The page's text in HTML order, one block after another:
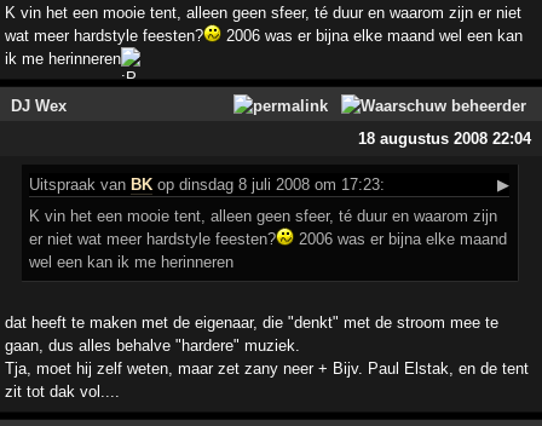
K vin het een mooie tent, alleen geen sfeer, té duur en waarom zijn er niet
wat meer hardstyle feesten?
2006 was er bijna elke maand wel een kan
ik me herinneren
DJ Wex
18 augustus 2008 22:04
Uitspraak vanBK op dinsdag 8 juli 2008 om 17:23:
▶
K vin het een mooie tent, alleen geen sfeer, té duur en waarom zijn
er niet wat meer hardstyle feesten?
2006 was er bijna elke maand
wel een kan ik me herinneren
dat heeft te maken met de eigenaar, die "denkt" met de stroom mee te
gaan, dus alles behalve "hardere" muziek.
Tja, moet hij zelf weten, maar zet zany neer + Bijv. Paul Elstak, en de tent
zit tot dak vol....